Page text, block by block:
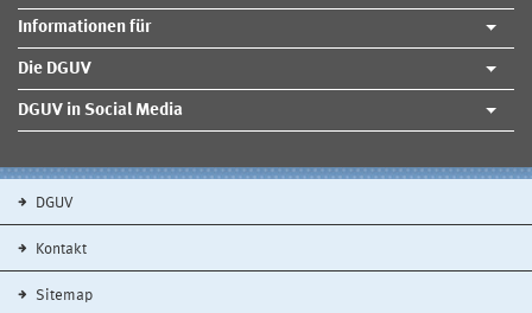
Informationen für
Die DGUV
DGUV in Social Media
DGUV
Kontakt
Sitemap